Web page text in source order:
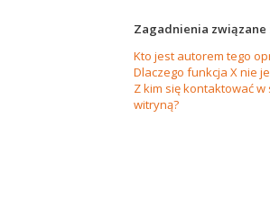
Zagadnienia związane
Kto jest autorem tego
Dlaczego funkcja X nie
Z kim się kontaktować
witryną?